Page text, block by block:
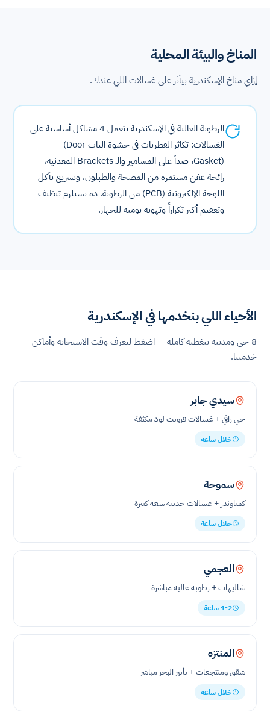
المناخ والبيئة المحلية
إزاي مناخ الإسكندرية بيأثر على غسالات اللي عندك.
الرطوبة العالية في الإسكندرية بتعمل 4 مشاكل أساسية على
الغسالات: تكاثر الفطريات في حشوة الباب ⁨(Door
Gasket)⁩، صدأ على المسامير والـ Brackets المعدنية،
رائحة عفن مستمرة من المضخة والطبلون، وتسريع تآكل
اللوحة الإلكترونية ⁨(PCB)⁩ من الرطوبة. ده يستلزم تنظيف
وتعقيم أكتر تكراراً وتهوية يومية للجهاز.
الأحياء اللي بنخدمها في الإسكندرية
8 حي ومدينة بتغطية كاملة — اضغط لتعرف وقت الاستجابة وأماكن
خدمتنا.
سيدي جابر
حي راقي + غسالات فرونت لود مكثفة
خلال ساعة
سموحة
كمباوندز + غسالات حديثة سعة كبيرة
خلال ساعة
العجمي
شاليهات + رطوبة عالية مباشرة
1-2 ساعة
المنتزه
شقق ومنتجعات + تأثير البحر مباشر
خلال ساعة